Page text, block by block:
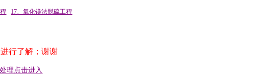
17、氧化镁法脱硫工程
行了解；谢谢
理点击进入